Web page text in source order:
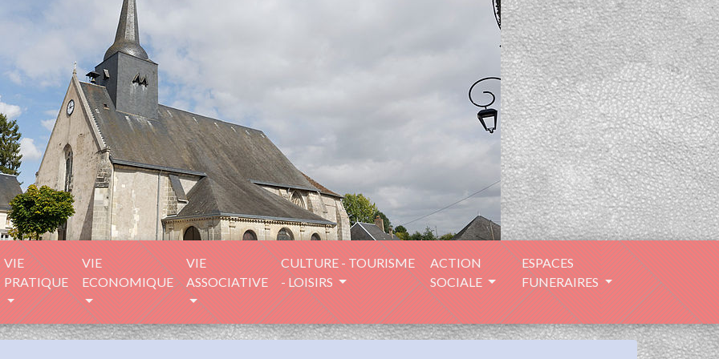
VIE
PRATIQUE
VIE
ECONOMIQUE
VIE
ASSOCIATIVE
CULTURE - TOURISME
- LOISIRS
ACTION
SOCIALE
ESPACES
FUNERAIRES